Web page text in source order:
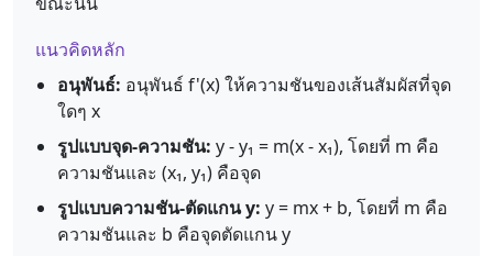
แนวคิดหลัก
อนุพันธ์: อนุพันธ์ f'(x) ให้ความชันของเส้นสัมผัสที่จุด
ใดๆ x
รูปแบบจุด-ความชัน: y - y₁ = m(x - x₁), โดยที่ m คือ
ความชันและ (x₁, y₁) คือจุด
รูปแบบความชัน-ตัดแกน y: y = mx + b, โดยที่ m คือ
ความชันและ b คือจุดตัดแกน y